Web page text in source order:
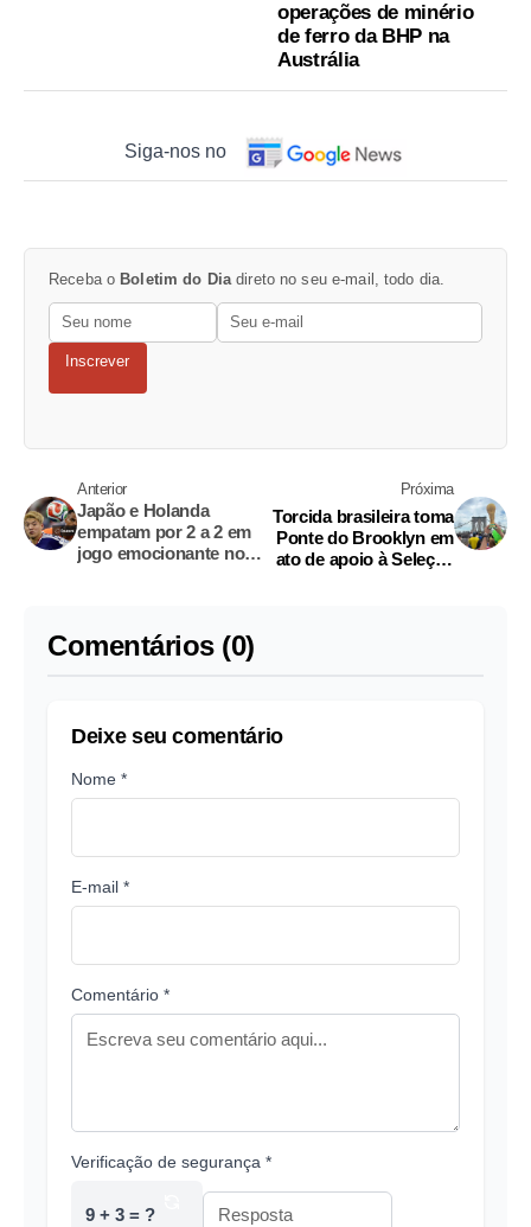
operações de minério
de ferro da BHP na
Austrália
Siga-nos no
Receba o Boletim do Diadireto no seu e-mail, todo dia.
Inscrever
Anterior
Japão e Holanda
empatam por 2 a 2 em
jogo emocionante no
Próxima
Torcida brasileira toma
Ponte do Brooklyn em
ato de apoio à Seleção
Comentários (0)
Deixe seu comentário
Nome *
E-mail *
Comentário *
Verificação de segurança *
9 + 3 = ?